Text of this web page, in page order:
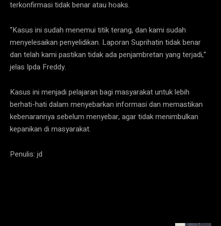
terkonfirmasi tidak benar atau hoaks.
“Kasus ini sudah menemui titik terang, dan kami sudah
menyelesaikan penyelidikan. Laporan Suprihatin tidak benar
dan telah kami pastikan tidak ada penjambretan yang terjadi,”
jelas Ipda Freddy.
Kasus ini menjadi pelajaran bagi masyarakat untuk lebih
berhati-hati dalam menyebarkan informasi dan memastikan
kebenarannya sebelum menyebar, agar tidak menimbulkan
kepanikan di masyarakat.
Penulis: jd